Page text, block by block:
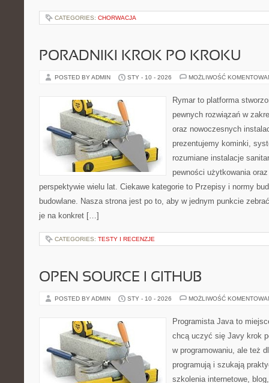
CATEGORIES: CHORWACJA
PORADNIKI KROK PO KROKU
POSTED BY ADMIN STY - 10 - 2026 MOŻLIWOŚĆ
Rymar to platforma
pewnych rozwiązań w
oraz nowoczesnych
prezentujemy kominki,
rozumiane instalacje
pewności użytkowania
perspektywie wielu lat. Ciekawe kategorie to Przepisy i normy
budowlane. Nasza strona jest po to, aby w jednym punkcie
je na konkret […]
CATEGORIES: TESTY I RECENZJE
OPEN SOURCE I GITHUB
POSTED BY ADMIN STY - 10 - 2026 MOŻLIWOŚĆ
Programista Java to
chcą uczyć się Javy krok
w programowaniu, ale też
programują i szukają
szkolenia internetowe,